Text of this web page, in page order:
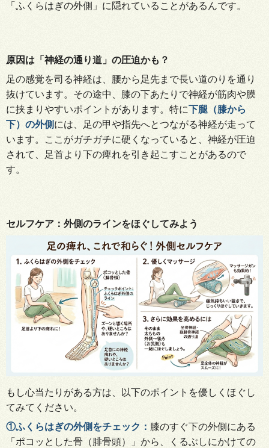
「 ふくらはぎの外側 」に 隠れていることがあるんです。
原因 は「神経の通り道」の圧迫かも ？
足の感覚を司る神経は、腰から足先まで長い道のりを通り
抜けています。その途中、膝の下あたりで神経が筋肉や膜
に挟まりやすいポイントがあります。特に下腿（膝から
下）の外側 には、足の甲や指先へとつながる神経が走って
います。ここがガチガチに硬くなっていると、神経が圧迫
されて、足首より下の痺れを引き起こすことがあるので
す。
セルフケア ：外側のラインをほぐしてみよう
もし心当たりがある方は、以下のポイントを優しくほぐし
てみてください。
①ふくらはぎの外側をチェック ： 膝のすぐ下の外側にある
「ポコッとした骨（腓骨頭）」から、くるぶしにかけての